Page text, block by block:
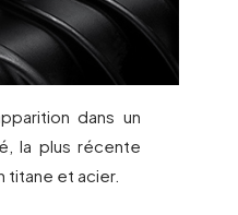
dans un
la plus récente
titane et acier.